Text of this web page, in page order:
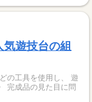
気遊技台の組
の工具を使用し、 遊